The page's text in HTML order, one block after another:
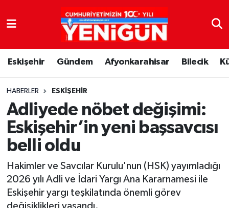
Eskişehir Gündem Afyonkarahisar Bilecik
HABERLER ESKIŞEHIR
Adliyede nöbet değişimi:
Eskişehir’in yeni başsavcısı
belli oldu
Hakimler ve Savcılar Kurulu'nun (HSK) yayımladığı
2026 yılı Adli ve İdari Yargı Ana Kararnamesi ile
Eskişehir yargı teşkilatında önemli görev
değişiklikleri yaşandı.
Nöbetçi Eczaneler
Hava Durumu
Trafik Durumu
Süper Lig Puan Durumu ve Fikstür
Tüm Manşetler
Son Dakika Haberleri
Haber Arşivi